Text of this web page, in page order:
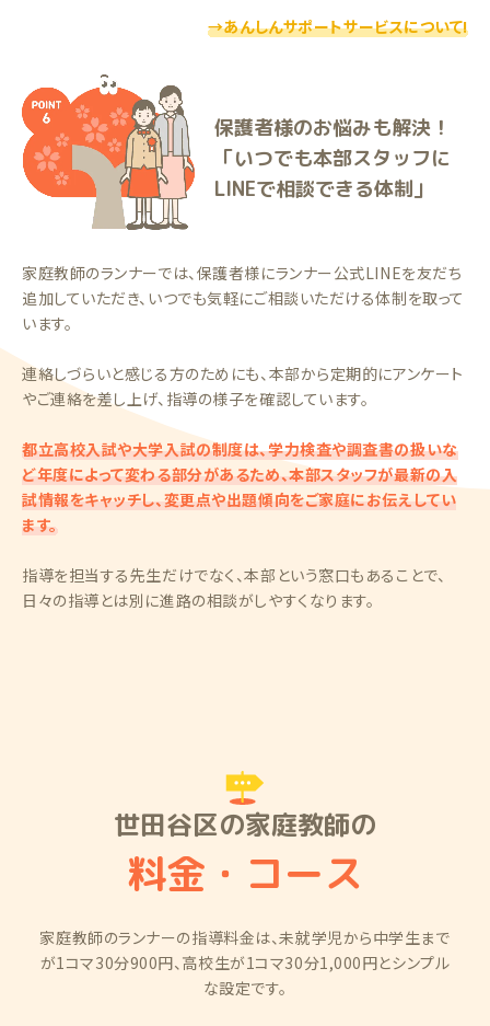
→あんしんサポートサービスについて!
保護者様のお悩みも解決！
「いつでも本部スタッフに
LINEで相談できる体制」
家庭教師のランナーでは、保護者様にランナー公式LINEを友だち
追加していただき、いつでも気軽にご相談いただける体制を取って
います。
連絡しづらいと感じる方のためにも、本部から定期的にアンケート
やご連絡を差し上げ、指導の様子を確認しています。
都立高校入試や大学入試の制度は、学力検査や調査書の扱いな
ど年度によって変わる部分があるため、本部スタッフが最新の入
試情報をキャッチし、変更点や出題傾向をご家庭にお伝えしてい
ます。
指導を担当する先生だけでなく、本部という窓口もあることで、
日々の指導とは別に進路の相談がしやすくなります。
世田谷区の家庭教師の
料金・コース
家庭教師のランナーの指導料金は、未就学児から中学生まで
が1コマ30分900円、高校生が1コマ30分1,000円とシンプル
な設定です。